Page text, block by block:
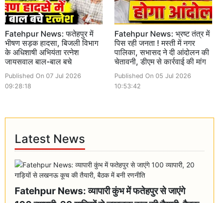
Fatehpur News: फतेहपुर में
भीषण सड़क हादसा, बिजली विभाग
के अधिशाषी अभियंता रत्नेश
जायसवाल बाल-बाल बचे
Published On 07 Jul 2026
09:28:18
Fatehpur News: भ्रष्ट तंत्र में
पिस रही जनता ! मस्ती में नगर
पालिका, सभासद ने दी आंदोलन की
चेतावनी, डीएम से कार्रवाई की मांग
Published On 05 Jul 2026
10:53:42
Latest News
Fatehpur News: व्यापारी कुंभ में फतेहपुर से जाएंगे